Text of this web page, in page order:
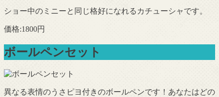
ショー中のミニーと同じ格好になれるカチューシャです。
価格:1800円
ボールペンセット
異なる表情のうさピヨ付きのボールペンです！あなたはどの